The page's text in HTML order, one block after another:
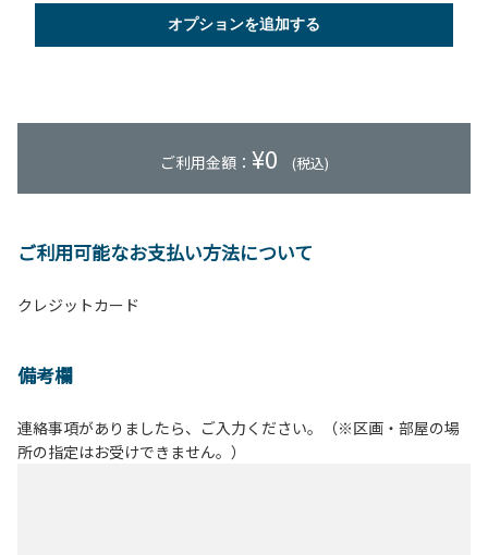
オプションを追加する
ご利用金額： ¥0 (税込)
ご利用可能なお支払い方法について
クレジットカード
備考欄
連絡事項がありましたら、ご入力ください。（※区画・部屋の場
所の指定はお受けできません。）